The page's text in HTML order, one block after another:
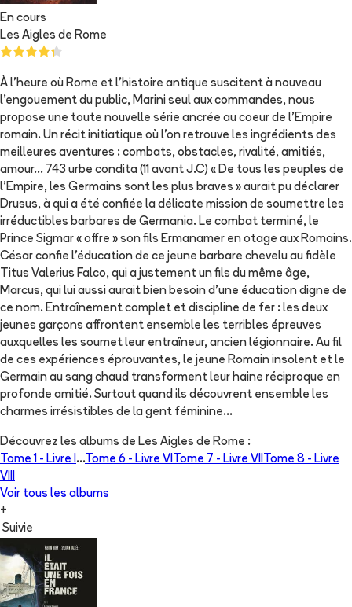
En cours
Les Aigles de Rome
À l'heure où Rome et l'histoire antique suscitent à nouveau
l'engouement du public, Marini seul aux commandes, nous
propose une toute nouvelle série ancrée au coeur de l'Empire
romain. Un récit initiatique où l'on retrouve les ingrédients des
meilleures aventures : combats, obstacles, rivalité, amitiés,
amour... 743 urbe condita (11 avant J.C) « De tous les peuples de
l'Empire, les Germains sont les plus braves » aurait pu déclarer
Drusus, à qui a été confiée la délicate mission de soumettre les
irréductibles barbares de Germania. Le combat terminé, le
Prince Sigmar « offre » son fils Ermanamer en otage aux Romains.
César confie l'éducation de ce jeune barbare chevelu au fidèle
Titus Valerius Falco, qui a justement un fils du même âge,
Marcus, qui lui aussi aurait bien besoin d'une éducation digne de
ce nom. Entraînement complet et discipline de fer : les deux
jeunes garçons affrontent ensemble les terribles épreuves
auxquelles les soumet leur entraîneur, ancien légionnaire. Au fil
de ces expériences éprouvantes, le jeune Romain insolent et le
Germain au sang chaud transforment leur haine réciproque en
profonde amitié. Surtout quand ils découvrent ensemble les
charmes irrésistibles de la gent féminine...
Découvrez les albums de Les Aigles de Rome :
Tome 1 - Livre I ...Tome 6 - Livre VI Tome 7 - Livre VII Tome 8 - Livre
VIII
Voir tous les albums
+
Suivie